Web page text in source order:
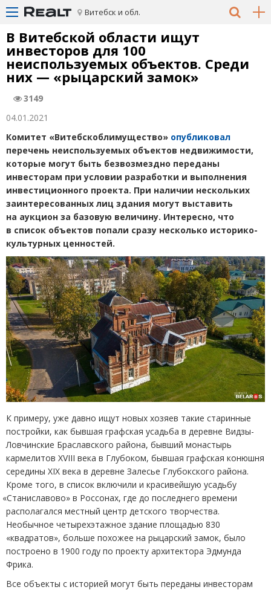
Витебск и обл.
В Витебской области ищут
инвесторов для 100
неиспользуемых объектов. Среди
них — «рыцарский замок»
3149
04.01.2021
Комитет «Витебскоблимущество» опубликовал
перечень неиспользуемых объектов недвижимости,
которые могут быть безвозмездно переданы
инвесторам при условии разработки и выполнения
инвестиционного проекта. При наличии нескольких
заинтересованных лиц здания могут выставить
на аукцион за базовую величину. Интересно, что
в список объектов попали сразу несколько историко-
культурных ценностей.
К примеру, уже давно ищут новых хозяев такие старинные
постройки, как бывшая графская усадьба в деревне Видзы-
Ловчинские Браславского района, бывший монастырь
кармелитов XVIII века в Глубоком, бывшая графская конюшня
середины XIX века в деревне Залесье Глубокского района.
Кроме того, в список включили и красивейшую усадьбу
«Станиславово» в Россонах, где до последнего времени
располагался местный центр детского творчества.
Необычное четырехэтажное здание площадью 830
«квадратов», больше похожее на рыцарский замок, было
построено в 1900 году по проекту архитектора Эдмунда
Фрика.
Все объекты с историей могут быть переданы инвесторам